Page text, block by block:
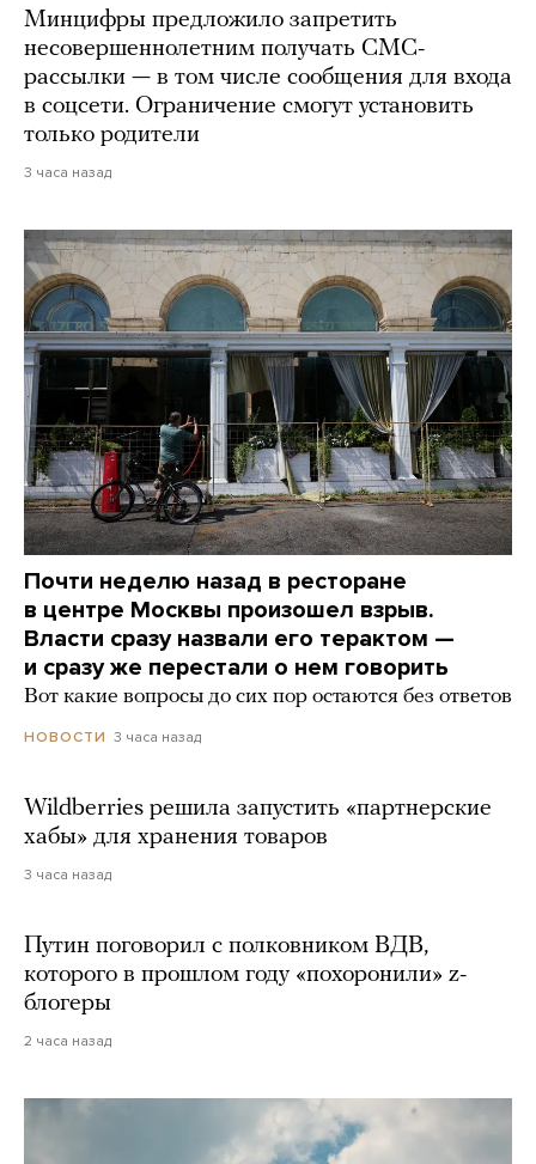
Минцифры предложило запретить
несовершеннолетним получать СМС-
рассылки — в том числе сообщения для входа
в соцсети. Ограничение смогут установить
только родители
3 часа назад
Почти неделю назад в ресторане
в центре Москвы произошел взрыв.
Власти сразу назвали его терактом —
и сразу же перестали о нем говорить
Вот какие вопросы до сих пор остаются без ответов
НОВОСТИ 3 часа назад
Wildberries решила запустить «партнерские
хабы» для хранения товаров
3 часа назад
Путин поговорил с полковником ВДВ,
которого в прошлом году «похоронили» z-
блогеры
2 часа назад